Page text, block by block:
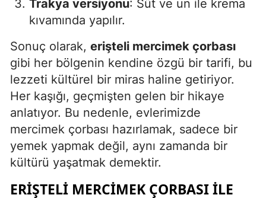
Trakya versiyonu: Süt ve un ile krema
kıvamında yapılır.
Sonuç olarak, erişteli mercimek çorbası
gibi her bölgenin kendine özgü bir tarifi, bu
lezzeti kültürel bir miras haline getiriyor.
Her kaşığı, geçmişten gelen bir hikaye
anlatıyor. Bu nedenle, evlerimizde
mercimek çorbası hazırlamak, sadece bir
yemek yapmak değil, aynı zamanda bir
kültürü yaşatmak demektir.
ERIŞTELI MERCIMEK ÇORBASI İLE